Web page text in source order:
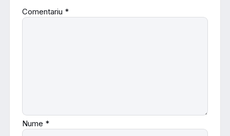
Comentariu *
Nume *